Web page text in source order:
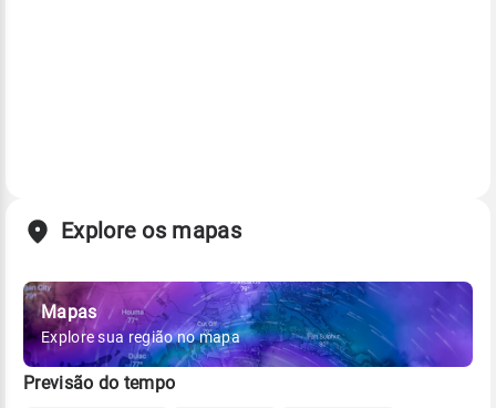
Explore os mapas
Mapas
Explore sua região no mapa
Previsão do tempo